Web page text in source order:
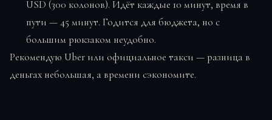
USD (300 колонов). Идёт каждые 10 минут, время в
пути — 45 минут. Годится для бюджета, но с
большим рюкзаком неудобно.
Рекомендую Uber или официальное такси — разница в
деньгах небольшая, а времени сэкономите.